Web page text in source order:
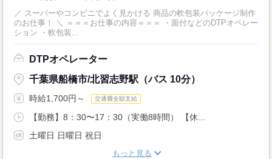
／ スーパーやコンビニでよく見かける 商品の軟包装パッケージ制作
のお仕事！ ＼ ＝＝＝お仕事の内容＝＝＝ ・面付などのDTPオペレー
ション ・軟包装...
DTPオペレーター
千葉県船橋市/北習志野駅（バス 10分）
時給1,700円～ 交通費全額支給
【勤務】8：30〜17：30（実働8時間） 【休...
土曜日 日曜日 祝日
もっと見る